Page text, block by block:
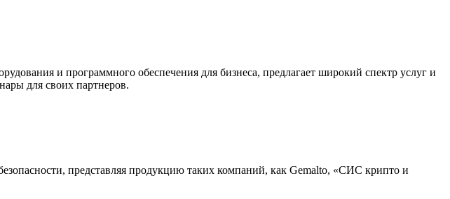
и программного обеспечения для бизнеса, предлагает широкий спектр услуг и
для своих партнеров.
представляя продукцию таких компаний, как Gemalto, «СИС крипто и